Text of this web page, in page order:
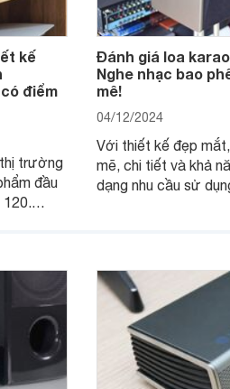
kế
điểm
trường
đầu
Đánh giá loa
Nghe nhạc bao
mê!
04/12/2024
Với thiết kế đẹp
mẽ, chi tiết và khả
dạng nhu cầu sử
những sự kiện giải trí.